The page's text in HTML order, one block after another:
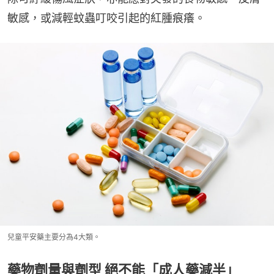
敏感，或減輕蚊蟲叮咬引起的紅腫痕癢。
兒童平安藥主要分為4大類。
藥物劑量與劑型 絕不能「成人藥減半」